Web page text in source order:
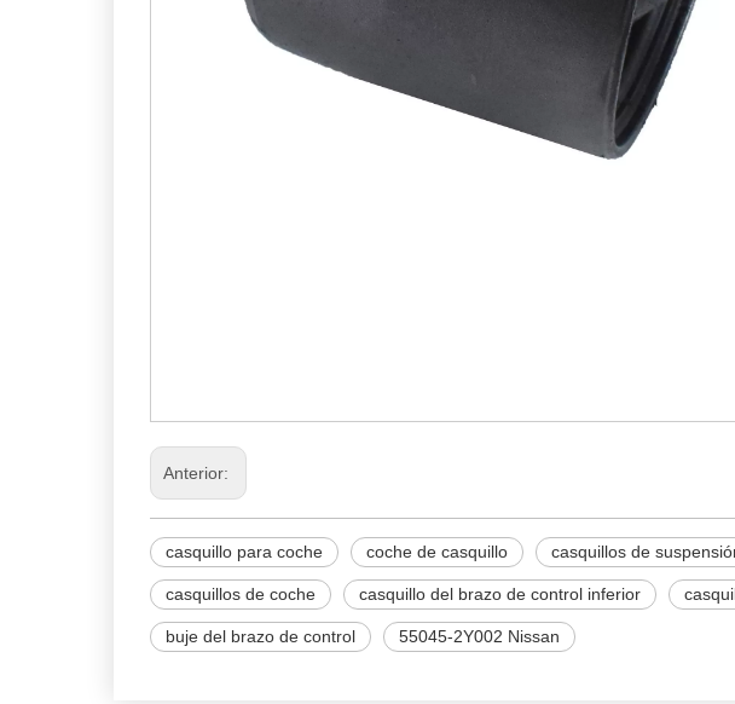
Anterior:
casquillo para coche coche de casquillo casquillos de
casquillos de coche casquillo del brazo de control inferior
buje del brazo de control 55045-2Y002 Nissan